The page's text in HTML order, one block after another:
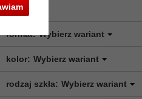
format: Wybierz wariant
kolor: Wybierz wariant
rodzaj szkła: Wybierz wariant